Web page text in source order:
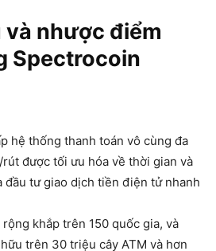
nhược điểm
Spectrocoin
hệ thống thanh toán vô cùng đa
được tối ưu hóa về thời gian và
đầu tư giao dịch tiền điện tử nhanh
khắp trên 150 quốc gia, và
trên 30 triệu cây ATM và hơn